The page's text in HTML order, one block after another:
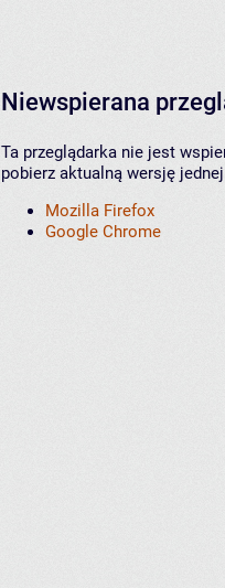
Niewspierana
Ta przeglądarka nie jest
pobierz aktualną wersję
Mozilla Firefox
Google Chrome